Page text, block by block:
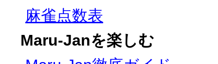
麻雀点数表
Maru-Janを楽しむ